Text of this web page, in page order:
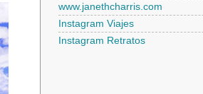
www.janethcharris.com
Instagram Viajes
Instagram Retratos